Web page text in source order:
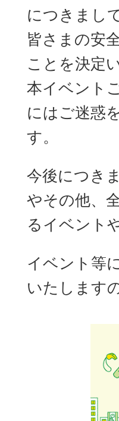
につきまし
皆さまの安
ことを決定
本イベント
にはご迷惑
す。
今後につき
やその他、
るイベント
イベント等
いたします